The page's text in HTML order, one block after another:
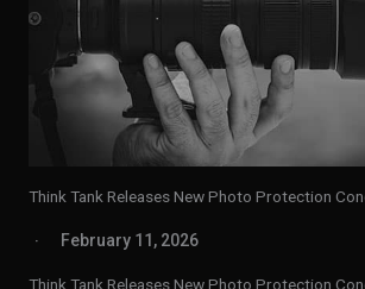
Think Tank Releases New Photo Protection
February 11, 2026
Think Tank Releases New Photo Protection